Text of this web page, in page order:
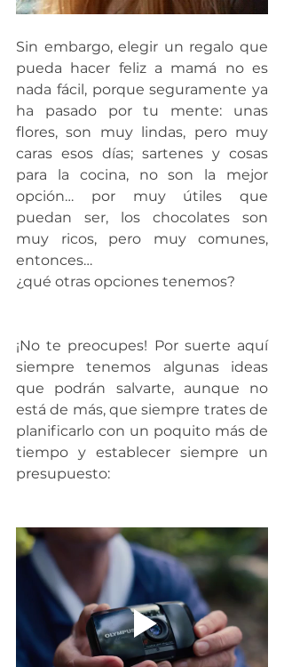
Sin embargo, elegir un regalo que
pueda hacer feliz a mamá no es
nada fácil, porque seguramente ya
ha pasado por tu mente: unas
flores, son muy lindas, pero muy
caras esos días; sartenes y cosas
para la cocina, no son la mejor
opción… por muy útiles que
puedan ser, los chocolates son
muy ricos, pero muy comunes,
entonces…
¿qué otras opciones tenemos?
¡No te preocupes! Por suerte aquí
siempre tenemos algunas ideas
que podrán salvarte, aunque no
está de más, que siempre trates de
planificarlo con un poquito más de
tiempo y establecer siempre un
presupuesto: